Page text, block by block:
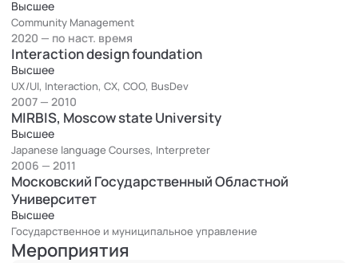
Московский Государственный Областной
Университет
Высшее
Государственное и муниципальное управление
2006 — 2011
Высшее
Community Management
Interaction design foundation
Высшее
UX/UI, Interaction, CX, COO, BusDev
2020 — по наст. время
MIRBIS, Moscow state University
Высшее
Japanese language Courses, Interpreter
2007 — 2010
Мероприятия